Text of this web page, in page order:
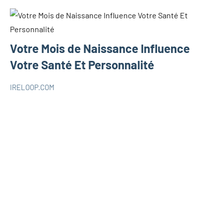
Votre Mois de Naissance Influence
Votre Santé Et Personnalité
IRELOOP.COM